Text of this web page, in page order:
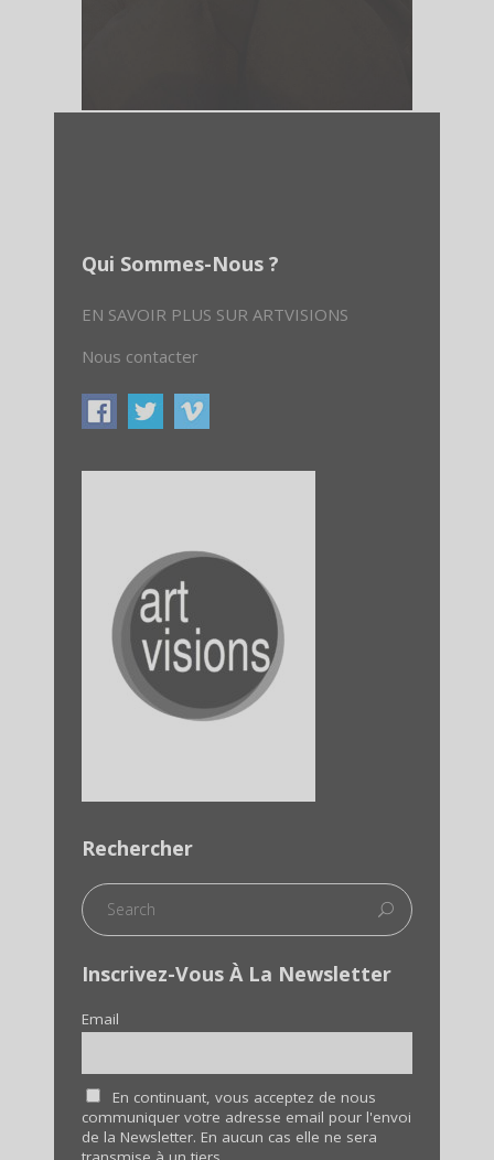
Qui Sommes-Nous ?
EN SAVOIR PLUS SUR ARTVISIONS
Nous contacter
Rechercher
Inscrivez-Vous À La Newsletter
Email
En continuant, vous acceptez de nous
communiquer votre adresse email pour l'envoi
de la Newsletter. En aucun cas elle ne sera